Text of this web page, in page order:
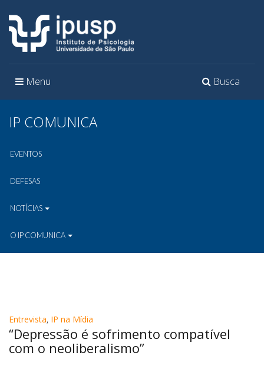
Toggle
Busca
Toggle
Menu
IP COMUNICA
EVENTOS
DEFESAS
NOTÍCIAS
O IP COMUNICA
Entrevista, IP na Mídia
“Depressão é sofrimento compatível
com o neoliberalismo”